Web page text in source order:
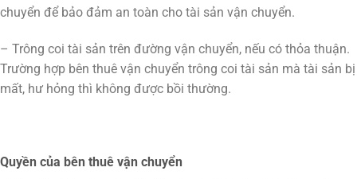
chuyển để bảo đảm an toàn cho tài sản vận chuyển.
– Trông coi tài sản trên đường vận chuyển, nếu có thỏa thuận.
Trường hợp bên thuê vận chuyển trông coi tài sản mà tài sản bị
mất, hư hỏng thì không được bồi thường.
Quyền của bên thuê vận chuyển